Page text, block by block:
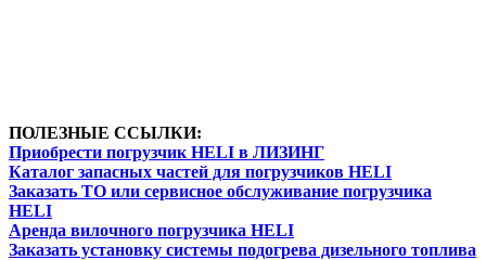
ПОЛЕЗНЫЕ ССЫЛКИ:
Приобрести погрузчик HELI в ЛИЗИНГ
Каталог запасных частей для погрузчиков HELI
Заказать ТО или сервисное обслуживание погрузчика
HELI
Аренда вилочного погрузчика HELI
Заказать установку системы подогрева дизельного топлива